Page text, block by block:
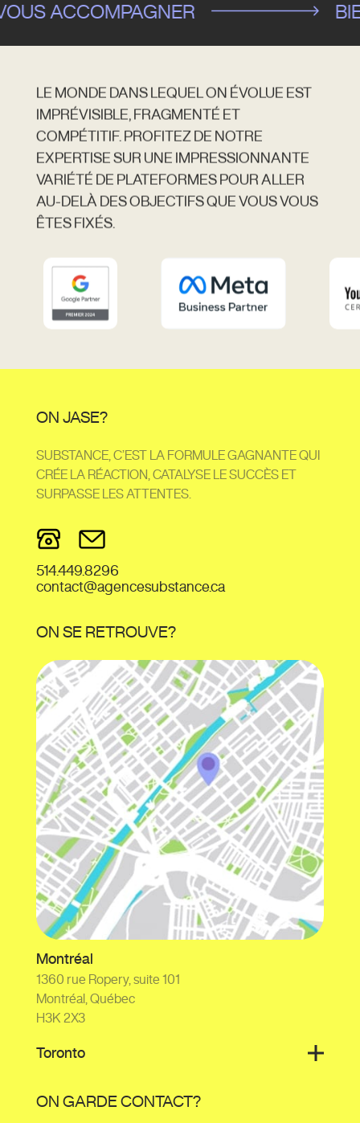
ACCOMPAGNER
LE MONDE DANS LEQUEL ON ÉVOLUE EST
IMPRÉVISIBLE, FRAGMENTÉ ET
COMPÉTITIF. PROFITEZ DE NOTRE
EXPERTISE SUR UNE IMPRESSIONNANTE
VARIÉTÉ DE PLATEFORMES POUR ALLER
AU-DELÀ DES OBJECTIFS QUE VOUS VOUS
ÊTES FIXÉS.
ON JASE?
SUBSTANCE, C’EST LA FORMULE GAGNANTE QUI
CRÉE LA RÉACTION, CATALYSE LE SUCCÈS ET
SURPASSE LES ATTENTES.
514.449.8296
contact@agencesubstance.ca
ON SE RETROUVE?
Montréal
1360 rue Ropery, suite 101
Montréal, Québec
H3K 2X3
Toronto
ON GARDE CONTACT?